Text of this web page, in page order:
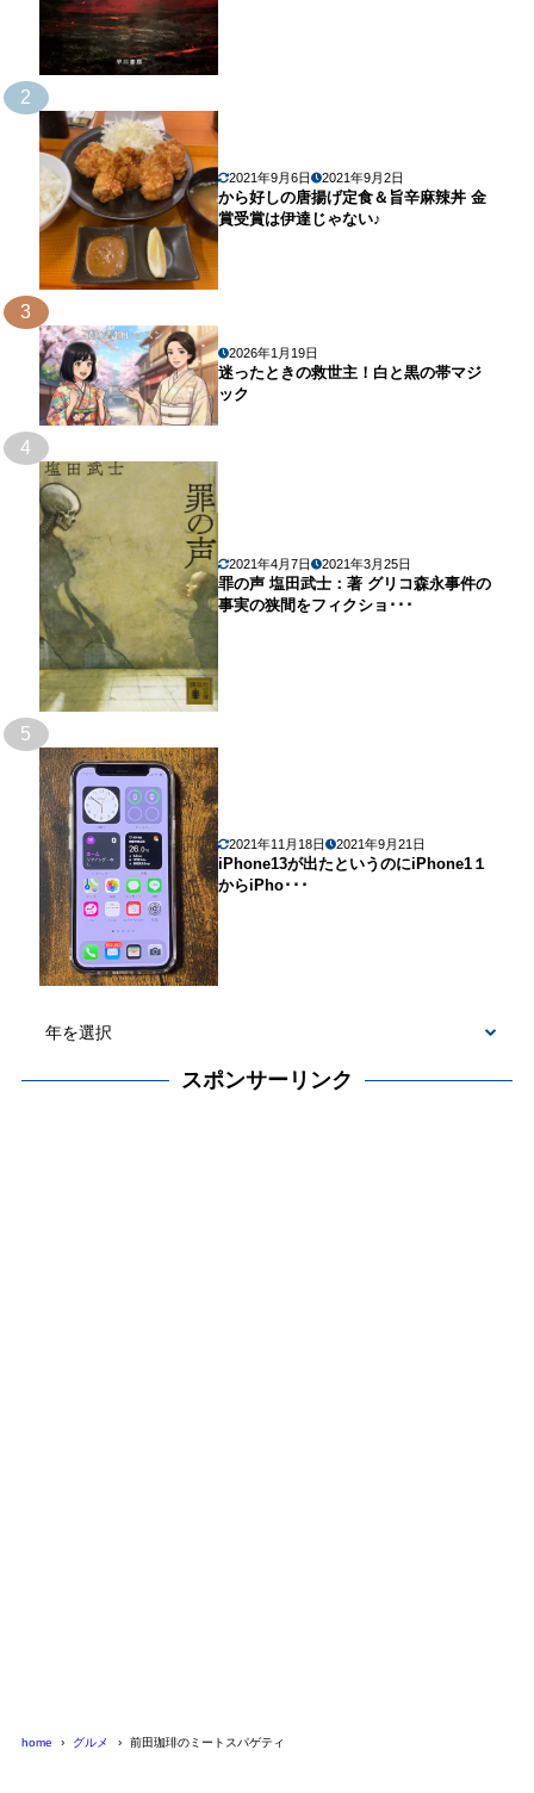
2
2021年9月6日 2021年9月2日
から好しの唐揚げ定食＆旨辛麻辣丼 金
賞受賞は伊達じゃない♪
3
2026年1月19日
迷ったときの救世主！白と黒の帯マジ
ック
4
2021年4月7日 2021年3月25日
罪の声 塩田武士：著 グリコ森永事件の
事実の狭間をフィクショ･･･
5
2021年11月18日 2021年9月21日
iPhone13が出たというのにiPhone1１
からiPho･･･
スポンサーリンク
home グルメ 前田珈琲のミートスパゲティ